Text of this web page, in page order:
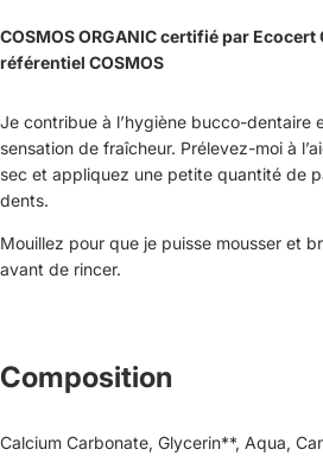
COSMOS ORGANIC certifié par
référentiel COSMOS
Je contribue à l’hygiène bucco-dentaire
sensation de fraîcheur. Prélevez-moi à
sec et appliquez une petite quantité de
dents.
Mouillez pour que je puisse mousser et
avant de rincer.
Composition
Calcium Carbonate, Glycerin**, Aqua,